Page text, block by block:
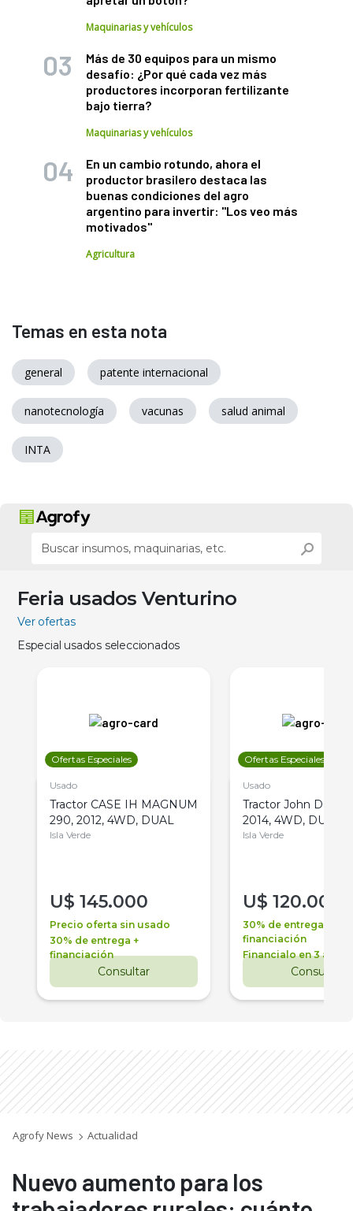
Maquinarias y vehículos
Más de 30 equipos para un mismo
desafío: ¿Por qué cada vez más
productores incorporan fertilizante
bajo tierra?
Maquinarias y vehículos
En un cambio rotundo, ahora el
productor brasilero destaca las
buenas condiciones del agro
argentino para invertir: "Los veo más
motivados"
Agricultura
Temas en esta nota
general patente internacional
nanotecnología vacunas salud animal
INTA
Feria usados Venturino
Ver ofertas
Especial usados seleccionados
Ofertas Especiales
Usado
Tractor CASE IH MAGNUM
290, 2012, 4WD, DUAL
Isla Verde
U$ 145.000
Precio oferta sin usado
30% de entrega +
financiación
Consultar
Ofertas Especiales
Usado
Tractor John Deere
2014, 4WD, DUAL
Isla Verde
U$ 120.000
30% de entrega +
financiación
Financialo en 3 años
Consultar
Agrofy News Actualidad
Nuevo aumento para los